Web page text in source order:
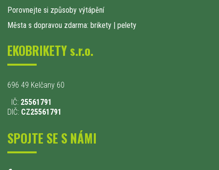
Porovnejte si způsoby výtápění
Města s dopravou zdarma: brikety | pelety
EKOBRIKETY s.r.o.
696 49 Kelčany 60
IČ: 25561791
DIČ: CZ25561791
SPOJTE SE S NÁMI